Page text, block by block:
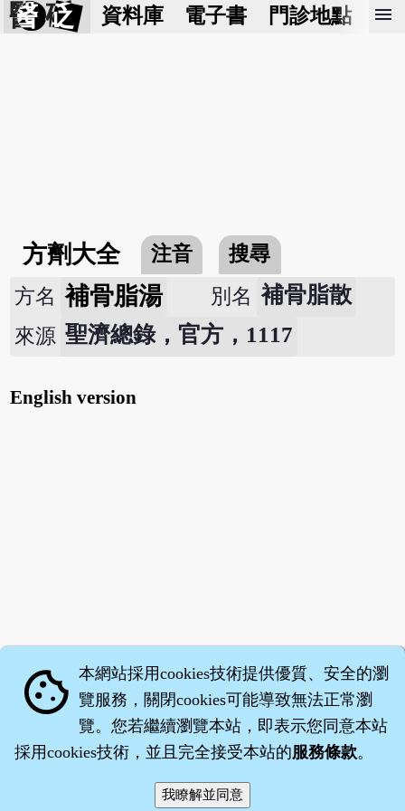
醫 砭 資料庫 電子書 門診地點 預
menu
方劑大全 注音
搜尋
方名 補骨脂湯 別名 補骨脂散
來源 聖濟總錄，官方，1117
English version
‧沈藥子©2008～2026
cookie 本網站採用cookies技術提供優質、安全的瀏
覽服務，關閉cookies可能導致無法正常瀏
覽。您若繼續瀏覽本站，即表示您同意本站
採用cookies技術，並且完全接受本站的服務條款。